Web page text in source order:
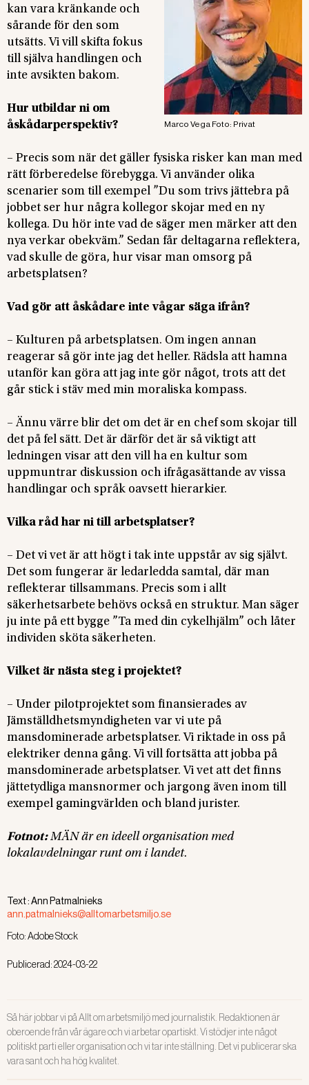
Marco Vega Foto: Privat
kan vara kränkande och
sårande för den som
utsätts. Vi vill skifta fokus
till själva handlingen och
inte avsikten bakom.
Hur utbildar ni om
åskådarperspektiv?
– Precis som när det gäller fysiska risker kan man med
rätt förberedelse förebygga. Vi använder olika
scenarier som till exempel ”Du som trivs jättebra på
jobbet ser hur några kollegor skojar med en ny
kollega. Du hör inte vad de säger men märker att den
nya verkar obekväm.” Sedan får deltagarna reflektera,
vad skulle de göra, hur visar man omsorg på
arbetsplatsen?
Vad gör att åskådare inte vågar säga ifrån?
– Kulturen på arbetsplatsen. Om ingen annan
reagerar så gör inte jag det heller. Rädsla att hamna
utanför kan göra att jag inte gör något, trots att det
går stick i stäv med min moraliska kompass.
– Ännu värre blir det om det är en chef som skojar till
det på fel sätt. Det är därför det är så viktigt att
ledningen visar att den vill ha en kultur som
uppmuntrar diskussion och ifrågasättande av vissa
handlingar och språk oavsett hierarkier.
Vilka råd har ni till arbetsplatser?
– Det vi vet är att högt i tak inte uppstår av sig självt.
Det som fungerar är ledarledda samtal, där man
reflekterar tillsammans. Precis som i allt
säkerhetsarbete behövs också en struktur. Man säger
ju inte på ett bygge ”Ta med din cykelhjälm” och låter
individen sköta säkerheten.
Vilket är nästa steg i projektet?
– Under pilotprojektet som finansierades av
Jämställdhetsmyndigheten var vi ute på
mansdominerade arbetsplatser. Vi riktade in oss på
elektriker denna gång. Vi vill fortsätta att jobba på
mansdominerade arbetsplatser. Vi vet att det finns
jättetydliga mansnormer och jargong även inom till
exempel gamingvärlden och bland jurister.
Fotnot:MÄN är en ideell organisation med
lokalavdelningar runt om i landet.
Text :Ann Patmalnieks
ann.patmalnieks@alltomarbetsmiljo.se
Foto:Adobe Stock
Publicerad:2024-03-22
Så här jobbar vi på Allt om arbetsmiljö med journalistik. Redaktionen är
oberoende från vår ägare och vi arbetar opartiskt. Vi stödjer inte något
politiskt parti eller organisation och vi tar inte ställning. Det vi publicerar ska
vara sant och ha hög kvalitet.